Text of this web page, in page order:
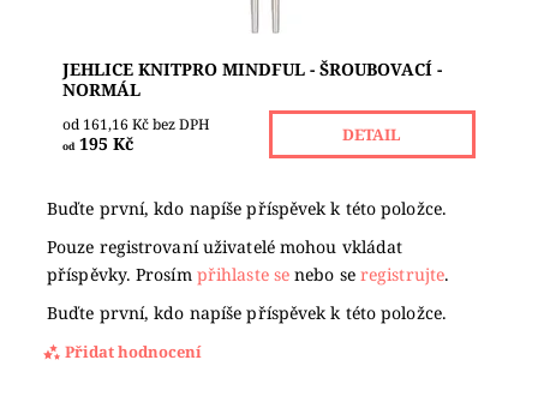
JEHLICE KNITPRO MINDFUL - ŠROUBOVACÍ -
NORMÁL
od 161,16 Kč bez DPH
od 195 Kč DETAIL
Buďte první, kdo napíše příspěvek k této položce.
Pouze registrovaní uživatelé mohou vkládat
příspěvky. Prosím přihlaste se nebo se registrujte.
Buďte první, kdo napíše příspěvek k této položce.
Přidat hodnocení